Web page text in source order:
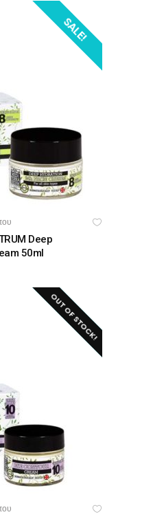
SALE!
Deep
50ml
SALE!
OUT OF STOCK!